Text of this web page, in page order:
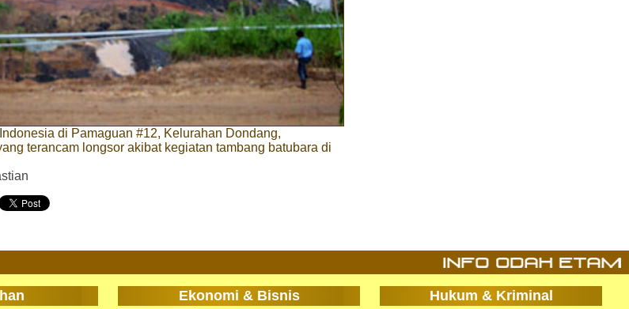
di Pamaguan #12, Kelurahan Dondang,
terancam longsor akibat kegiatan tambang batubara di
Ekonomi & Bisnis Hukum & Kriminal